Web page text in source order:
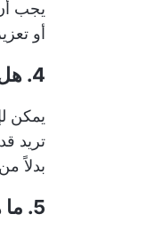
يجب
أو
4. هل يمكن للأدوات أن تتكامل بسلاسة مع مجموعتك الحالية؟
يمكن
تريد
بدلاً
5. ما هو عبء العمل في التنفيذ والإدارة؟